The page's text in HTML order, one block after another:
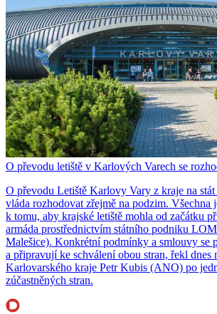
O převodu letiště v Karlových Varech se
O převodu Letiště Karlovy Vary z kraje na
vláda rozhodovat zřejmě na podzim. Všechna
k tomu, aby krajské letiště mohla od začátku
armáda prostřednictvím státního podniku
Malešice). Konkrétní podmínky a smlouvy se
a připravují ke schválení obou stran, řekl dnes
Karlovarského kraje Petr Kubis (ANO) po
zúčastněných stran.